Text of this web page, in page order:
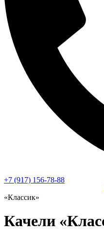
+7 (917) 156-78-88
«Классик»
Качели